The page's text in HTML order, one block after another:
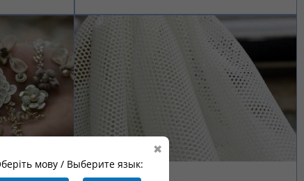
✖
мову / Выберите язык: